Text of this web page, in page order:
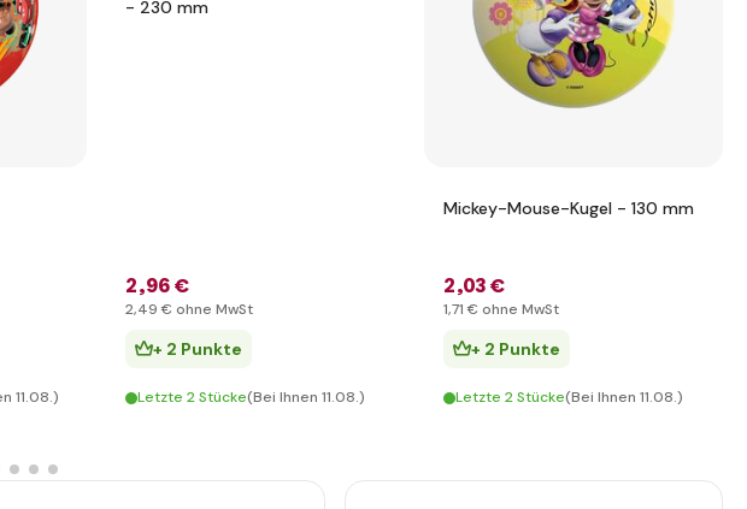
11.08.)
- 230 mm
2,96 €
2,49 € ohne MwSt
+ 2 Punkte
Letzte 2 Stücke(Bei Ihnen 11.08.)
Mickey-Mouse-Kugel - 130 mm
2,03 €
1,71 € ohne MwSt
+ 2 Punkte
Letzte 2 Stücke(Bei Ihnen 11.08.)